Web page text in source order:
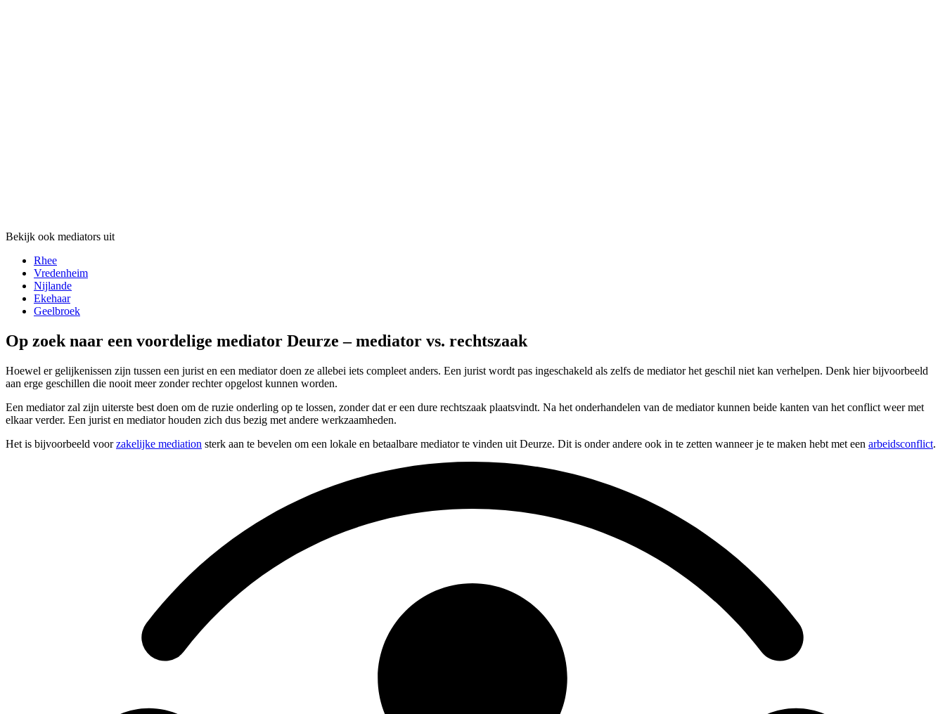
Bekijk ook mediators uit
Rhee
Vredenheim
Nijlande
Ekehaar
Geelbroek
Op zoek naar een voordelige mediator Deurze – mediator vs. rechtszaak
Hoewel er gelijkenissen zijn tussen een jurist en een mediator doen ze allebei iets compleet anders. Een jurist wordt pas ingeschakeld als zelfs de mediator het geschil niet kan verhelpen. Denk hier bijvoorbeeld
aan erge geschillen die nooit meer zonder rechter opgelost kunnen worden.
Een mediator zal zijn uiterste best doen om de ruzie onderling op te lossen, zonder dat er een dure rechtszaak plaatsvindt. Na het onderhandelen van de mediator kunnen beide kanten van het conflict weer met
elkaar verder. Een jurist en mediator houden zich dus bezig met andere werkzaamheden.
Het is bijvoorbeeld voorzakelijke mediation sterk aan te bevelen om een lokale en betaalbare mediator te vinden uit Deurze. Dit is onder andere ook in te zetten wanneer je te maken hebt met een arbeidsconflict.